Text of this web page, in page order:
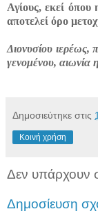
Αγίους, εκεί
αποτελεί όρο
Διονυσίου ιερέως,
γενομένου,
Δημοσιεύτηκε στις
Κοινή χρήση
Δεν υπάρχουν
Δημοσίευση